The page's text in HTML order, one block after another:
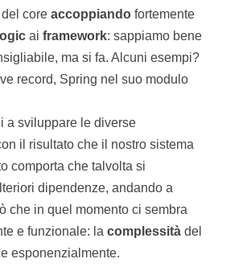
core accoppiando fortemente
logic ai framework: sappiamo bene
ma si fa. Alcuni esempi?
record, Spring nel suo modulo
a sviluppare le diverse
il risultato che il nostro sistema
comporta che talvolta si
dipendenze, andando a
che in quel momento ci sembra
e funzionale: la complessità del
esponenzialmente.